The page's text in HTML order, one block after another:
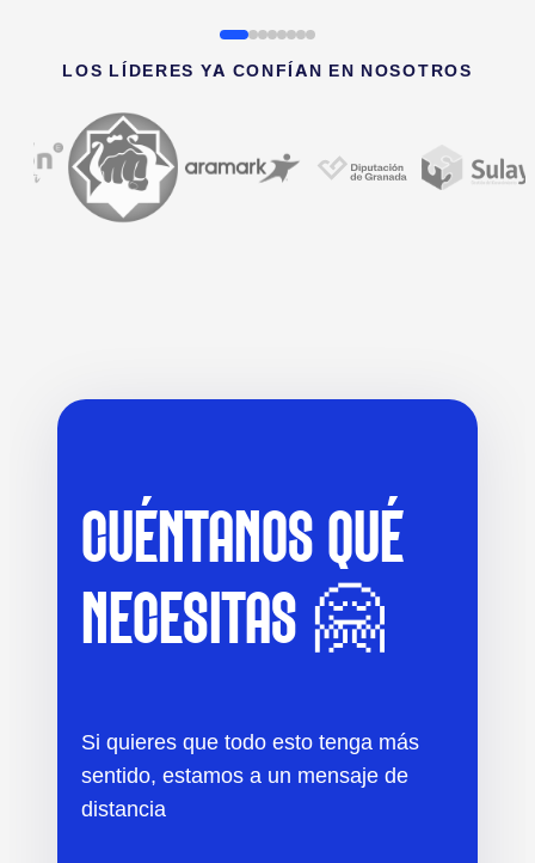
LOS LÍDERES YA CONFÍAN EN NOSOTROS
CUÉNTANOS QUÉ
NECESITAS 🤗
Si quieres que todo esto tenga más
sentido, estamos a un mensaje de
distancia